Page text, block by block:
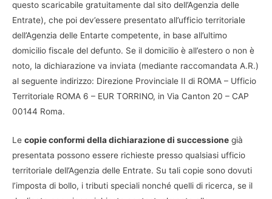
questo scaricabile gratuitamente dal sito dell’Agenzia delle
Entrate), che poi dev’essere presentato all’ufficio territoriale
dell’Agenzia delle Entarte competente, in base all’ultimo
domicilio fiscale del defunto. Se il domicilio è all’estero o non è
noto, la dichiarazione va inviata (mediante raccomandata A.R.)
al seguente indirizzo: Direzione Provinciale II di ROMA – Ufficio
Territoriale ROMA 6 – EUR TORRINO, in Via Canton 20 – CAP
00144 Roma.
Le copie conformi della dichiarazione di successione già
presentata possono essere richieste presso qualsiasi ufficio
territoriale dell’Agenzia delle Entrate. Su tali copie sono dovuti
l’imposta di bollo, i tributi speciali nonché quelli di ricerca, se il